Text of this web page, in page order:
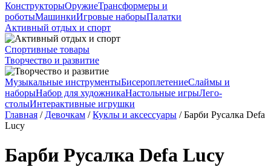
КонструкторыОружиеТрансформеры и
роботыМашинкиИгровые наборыПалатки
Активный отдых и спорт
Спортивные товары
Творчество и развитие
Музыкальные инструментыБисероплетениеСлаймы и
наборыНабор для художникаНастольные игрыЛего-
столыИнтерактивные игрушки
Главная / Девочкам /Куклы и аксессуары / Барби Русалка Defa
Lucy
Барби Русалка Defa Lucy